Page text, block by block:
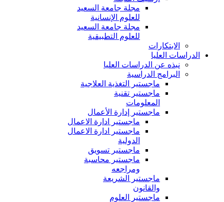
مجلة جامعة السعيد
للعلوم الإنسانية
مجلة جامعة السعيد
للعلوم التطبيقية
الابتكارات
الدراسات العليا
نبذه عن الدراسات العليا
البرامج الدراسية
ماجستير التغذية العلاجية
ماجستير تقنية
المعلومات
ماجستير إدارة الأعمال
ماجستير ادارة الاعمال
ماجستير ادارة الاعمال
الدولية
ماجستير تسويق
ماجستير محاسبة
ومراجعه
ماجستير الشريعة
والقانون
ماجستير العلوم